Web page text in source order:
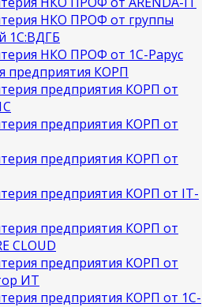
НКО ПРОФ от группы
1С:ВДГБ
НКО ПРОФ от 1С-Рарус
предприятия КОРП
предприятия КОРП от
предприятия КОРП от
предприятия КОРП от
предприятия КОРП от IT-
предприятия КОРП от
CLOUD
предприятия КОРП от
ИТ
предприятия КОРП от 1С-